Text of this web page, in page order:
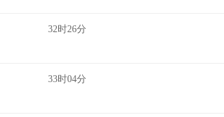
32时26分
33时04分